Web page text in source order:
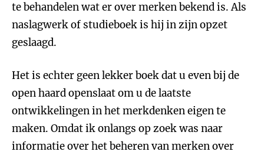
te behandelen wat er over merken bekend is. Als
naslagwerk of studieboek is hij in zijn opzet
geslaagd.
Het is echter geen lekker boek dat u even bij de
open haard openslaat om u de laatste
ontwikkelingen in het merkdenken eigen te
maken. Omdat ik onlangs op zoek was naar
informatie over het beheren van merken over